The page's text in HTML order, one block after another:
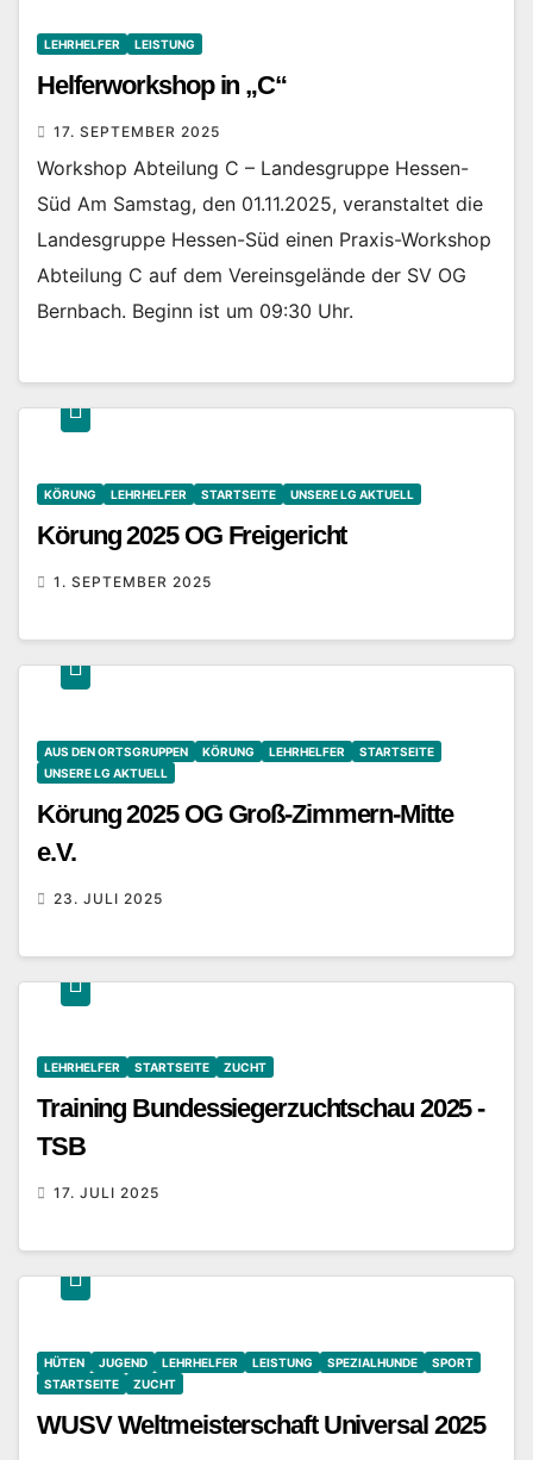
LEHRHELFER LEISTUNG
Helferworkshop in „C“
17. SEPTEMBER 2025
Workshop Abteilung C – Landesgruppe Hessen-
Süd Am Samstag, den 01.11.2025, veranstaltet die
Landesgruppe Hessen-Süd einen Praxis-Workshop
Abteilung C auf dem Vereinsgelände der SV OG
Bernbach. Beginn ist um 09:30 Uhr.
KÖRUNG LEHRHELFER STARTSEITE UNSERE LG AKTUELL
Körung 2025 OG Freigericht
1. SEPTEMBER 2025
AUS DEN ORTSGRUPPEN KÖRUNG LEHRHELFER
STARTSEITE
UNSERE LG AKTUELL
Körung 2025 OG Groß-Zimmern-Mitte
e.V.
23. JULI 2025
LEHRHELFER STARTSEITE ZUCHT
Training Bundessiegerzuchtschau 2025 -
TSB
17. JULI 2025
HÜTEN JUGEND LEHRHELFER LEISTUNG SPEZIALHUNDE
SPORT
STARTSEITE
ZUCHT
WUSV Weltmeisterschaft Universal 2025